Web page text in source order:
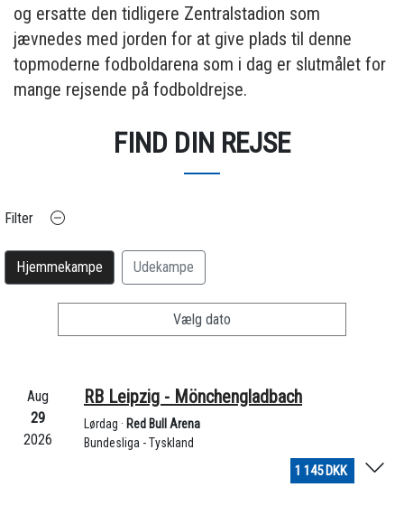
og ersatte den tidligere Zentralstadion som
jævnedes med jorden for at give plads til denne
topmoderne fodboldarena som i dag er slutmålet for
mange rejsende på fodboldrejse.